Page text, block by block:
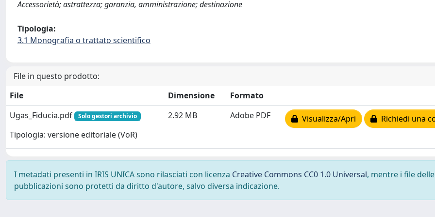
Accessorietà; astrattezza; garanzia, amministrazione; destinazione
Tipologia:
3.1 Monografia o trattato scientifico
File in questo prodotto:
File
Dimensione
Formato
Ugas_Fiducia.pdf
Solo gestori archivio
Tipologia: versione editoriale (VoR)
2.92 MB Adobe PDF Visualizza/Apri Richiedi una
I metadati presenti in IRIS UNICA sono rilasciati con licenza Creative Commons CC0 1.0 Universal, mentre i file delle
pubblicazioni sono protetti da diritto d'autore, salvo diversa indicazione.